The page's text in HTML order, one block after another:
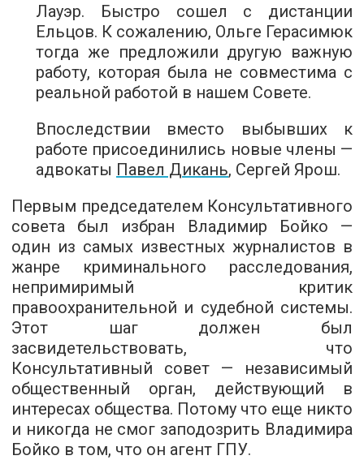
Лауэр. Быстро сошел с дистанции
Ельцов. К сожалению, Ольге Герасимюк
тогда же предложили другую важную
работу, которая была не совместима с
реальной работой в нашем Совете.
Впоследствии вместо выбывших к
работе присоединились новые члены —
адвокаты Павел Дикань, Сергей Ярош.
Первым председателем Консультативного
совета был избран Владимир Бойко —
один из самых известных журналистов в
жанре криминального расследования,
непримиримый критик
правоохранительной и судебной системы.
Этот шаг должен был
засвидетельствовать, что
Консультативный совет — независимый
общественный орган, действующий в
интересах общества. Потому что еще никто
и никогда не смог заподозрить Владимира
Бойко в том, что он агент ГПУ.